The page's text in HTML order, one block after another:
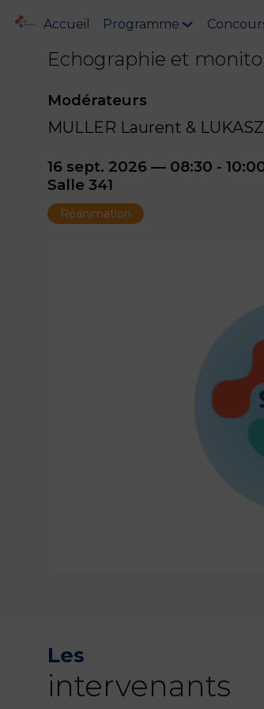
Accueil Programme
Echographie et
Modérateurs
MULLER Laurent &
16 sept. 2026 — 08:30 -
Salle 341
Réanimation
Les
intervenants